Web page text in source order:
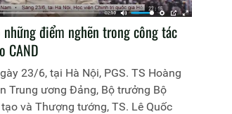
điểm nghẽn trong công tác
CAND
23/6, tại Hà Nội, PGS. TS Hoàng
Trung ương Đảng, Bộ trưởng Bộ
và Thượng tướng, TS. Lê Quốc